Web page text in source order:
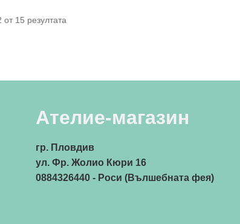
15 резултата
Ателие-магазин
гр. Пловдив
ул. Фр. Жолио Кюри 16
0884326440- Роси (Вълшебната фея)